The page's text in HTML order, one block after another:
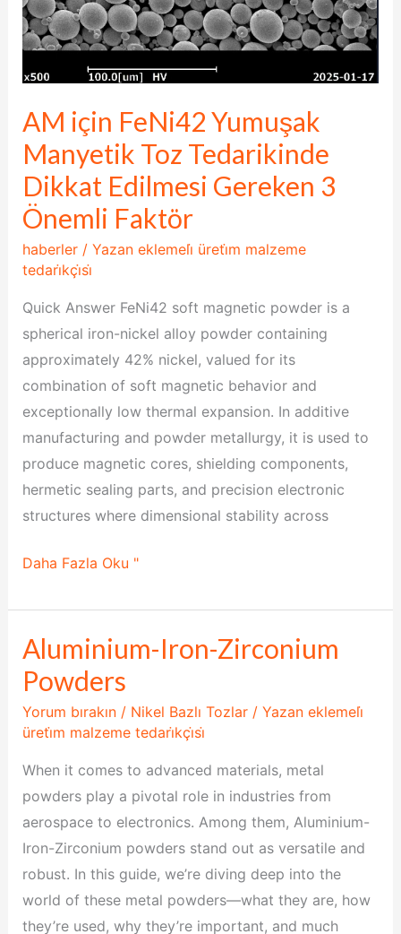
AM için FeNi42 Yumuşak
Manyetik Toz Tedarikinde
Dikkat Edilmesi Gereken 3
Önemli Faktör
haberler/ Yazan eklemeli̇ üreti̇m malzeme
tedari̇kçi̇si̇
Quick Answer FeNi42 soft magnetic powder is a
spherical iron-nickel alloy powder containing
approximately 42% nickel, valued for its
combination of soft magnetic behavior and
exceptionally low thermal expansion. In additive
manufacturing and powder metallurgy, it is used to
produce magnetic cores, shielding components,
hermetic sealing parts, and precision electronic
structures where dimensional stability across
Gereken
3
Daha Fazla Oku "
Aluminium-Iron-Zirconium
Powders
Yorum bırakın / Nikel Bazlı Tozlar/ Yazan eklemeli̇
üreti̇m malzeme tedari̇kçi̇si̇
When it comes to advanced materials, metal
powders play a pivotal role in industries from
aerospace to electronics. Among them, Aluminium-
Iron-Zirconium powders stand out as versatile and
robust. In this guide, we’re diving deep into the
world of these metal powders—what they are, how
they’re used, why they’re important, and much
Aluminium-
Iron-
Zirconium
Powders